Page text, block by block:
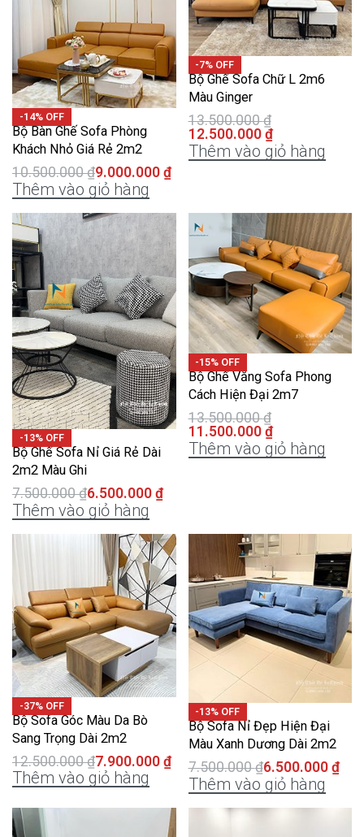
-14% OFF
Bộ Bàn Ghế Sofa Phòng
Khách Nhỏ Giá Rẻ 2m2
10.500.000₫9.000.000 ₫
Thêm vào giỏ hàng
-7% OFF
Bộ Ghế Sofa Chữ L 2m6
Màu Ginger
13.500.000₫
12.500.000 ₫
Thêm vào giỏ hàng
-13% OFF
Bộ Ghế Sofa Nỉ Giá Rẻ Dài
2m2 Màu Ghi
7.500.000₫6.500.000 ₫
Thêm vào giỏ hàng
-15% OFF
Bộ Ghế Văng Sofa Phong
Cách Hiện Đại 2m7
13.500.000₫
11.500.000 ₫
Thêm vào giỏ hàng
-37% OFF
Bộ Sofa Góc Màu Da Bò
Sang Trọng Dài 2m2
12.500.000₫7.900.000 ₫
Thêm vào giỏ hàng
-13% OFF
Bộ Sofa Nỉ Đẹp Hiện Đại
Màu Xanh Dương Dài 2m2
7.500.000₫6.500.000 ₫
Thêm vào giỏ hàng